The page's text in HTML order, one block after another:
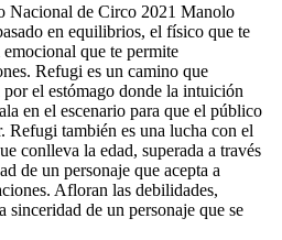
Nacional de Circo 2021 Manolo
en equilibrios, el físico que te
que te permite
Refugi es un camino que
el estómago donde la intuición
en el escenario para que el público
Refugi también es una lucha con el
conlleva la edad, superada a través
de un personaje que acepta a
Afloran las debilidades,
sinceridad de un personaje que se